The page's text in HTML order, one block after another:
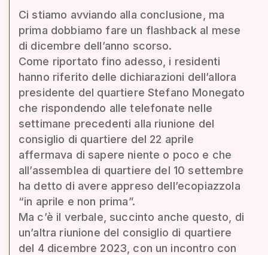
Ci stiamo avviando alla conclusione, ma
prima dobbiamo fare un flashback al mese
di dicembre dell’anno scorso.
Come riportato fino adesso, i residenti
hanno riferito delle dichiarazioni dell’allora
presidente del quartiere Stefano Monegato
che rispondendo alle telefonate nelle
settimane precedenti alla riunione del
consiglio di quartiere del 22 aprile
affermava di sapere niente o poco e che
all’assemblea di quartiere del 10 settembre
ha detto di avere appreso dell’ecopiazzola
“in aprile e non prima”.
Ma c’è il verbale, succinto anche questo, di
un’altra riunione del consiglio di quartiere
del 4 dicembre 2023, con un incontro con